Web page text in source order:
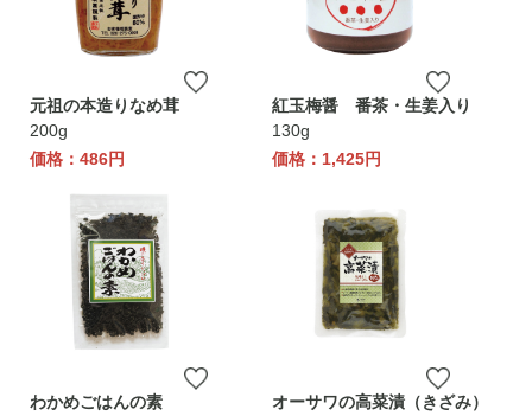
元祖の本造りなめ茸
200g
価格：486円
紅玉梅醤 番茶・生姜入り
130g
価格：1,425円
わかめごはんの素
オーサワの高菜漬（きざみ）